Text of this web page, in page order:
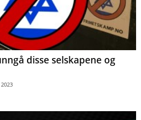
disse selskapene og